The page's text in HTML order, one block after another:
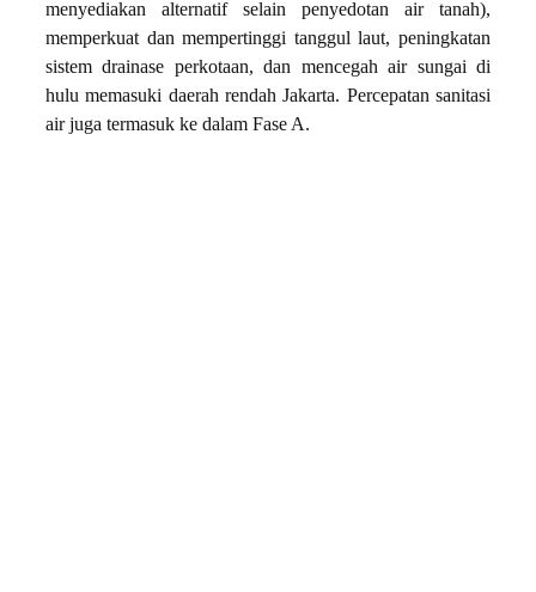
menyediakan alternatif selain penyedotan air tanah),
memperkuat dan mempertinggi tanggul laut, peningkatan
sistem drainase perkotaan, dan mencegah air sungai di
hulu memasuki daerah rendah Jakarta. Percepatan sanitasi
air juga termasuk ke dalam Fase A.